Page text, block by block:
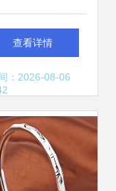
绎指尖的轻奢
柔情
查看详情
：2026-08-06